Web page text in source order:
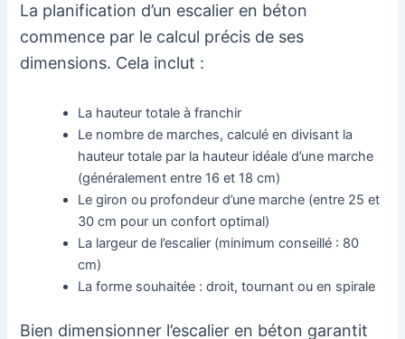
La planification d’un escalier en béton
commence par le calcul précis de ses
dimensions. Cela inclut :
La hauteur totale à franchir
Le nombre de marches, calculé en divisant la
hauteur totale par la hauteur idéale d’une marche
(généralement entre 16 et 18 cm)
Le giron ou profondeur d’une marche (entre 25 et
30 cm pour un confort optimal)
La largeur de l’escalier (minimum conseillé : 80
cm)
La forme souhaitée : droit, tournant ou en spirale
Bien dimensionner l’escalier en béton garantit